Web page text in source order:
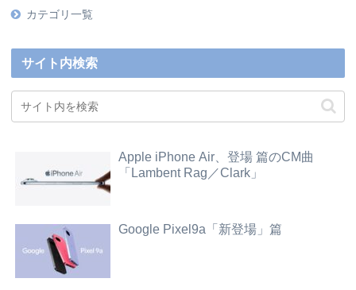
カテゴリ一覧
サイト内検索
Apple iPhone Air、登場 篇のCM曲
「Lambent Rag／Clark」
Google Pixel9a「新登場」篇